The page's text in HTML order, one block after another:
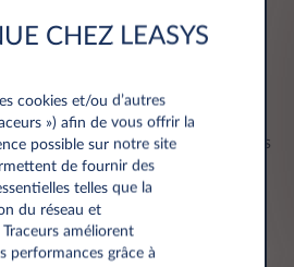
de l’entreprise (RSE)
de gestion de flotte
particulièrement, pour vous.
Nous réfléchissons en
Donc moins d’ennuis pour vous
votre société en mouvement.
partenaire mondial.
CHEZ LEASYS
cookies et/ou d’autres
») afin de vous offrir la
possible sur notre site
de fournir des
telles que la
du réseau et
Traceurs améliorent
performances grâce à